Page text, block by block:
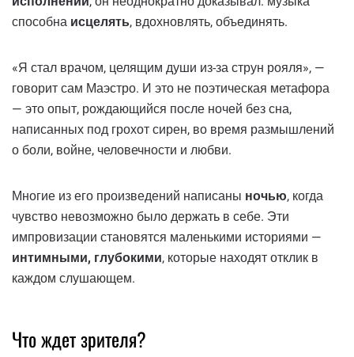
способна исцелять, вдохновлять, объединять.
«Я стал врачом, целящим души из-за струн рояля», —
говорит сам Маэстро. И это не поэтическая метафора
— это опыт, рождающийся после ночей без сна,
написанных под грохот сирен, во время размышлений
о боли, войне, человечности и любви.
Многие из его произведений написаны ночью, когда
чувство невозможно было держать в себе. Эти
импровизации становятся маленькими историями —
интимными, глубокими, которые находят отклик в
каждом слушающем.
Что ждет зрителя?